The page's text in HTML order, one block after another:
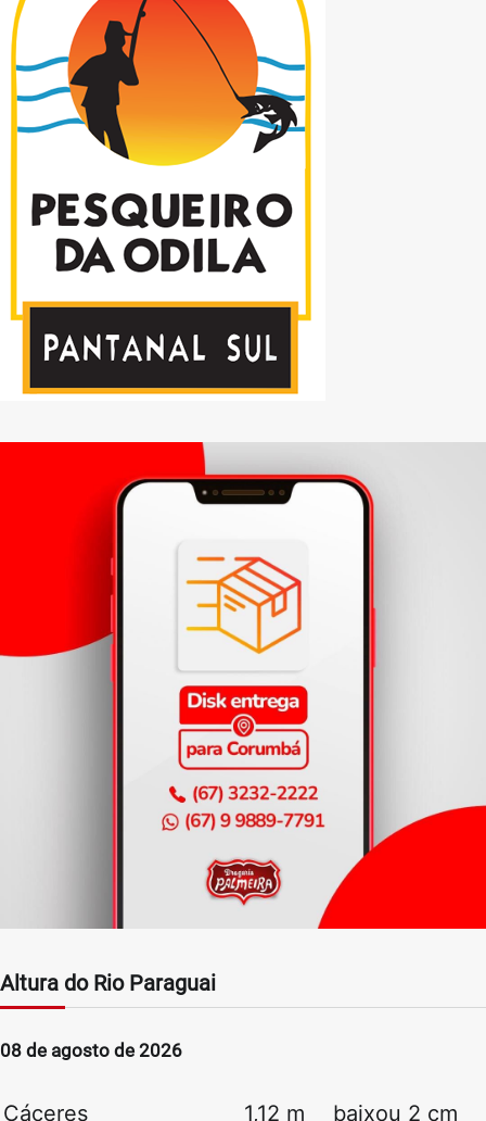
Altura do Rio Paraguai
08 de agosto de 2026
Cáceres 1,12 m baixou 2 cm